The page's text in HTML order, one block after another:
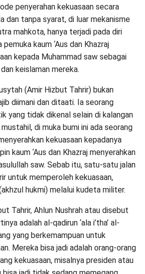
penyerahan kekuasaan secara
dan tanpa syarat, di luar mekanisme
mahkota, hanya terjadi pada diri
kaum ‘Aus dan Khazraj
kepada Muhammad saw sebagai
keislaman mereka.
(Amir Hizbut Tahrir) bukan
diimani dan ditaati. Ia seorang
yang tidak dikenal selain di kalangan
di muka bumi ini ada seorang
kekuasaan kepadanya
kaum ‘Aus dan Khazraj menyerahkan
saw. Sebab itu, satu-satu jalan
untuk memperoleh kekuasaan,
hukmi) melalui kudeta militer.
Tahrir, Ahlun Nushrah atau disebut
adalah al-qadirun ‘ala i’tha’ al-
yang berkemampuan untuk
Mereka bisa jadi adalah orang-orang
kekuasaan, misalnya presiden atau